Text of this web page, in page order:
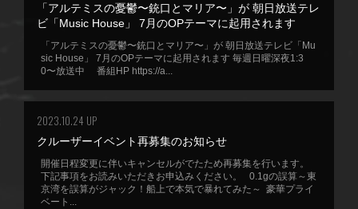
「アルテミスの憂鬱〜銃口とマリア〜」が 朝日放送テレ
ビ「Music House」 7月のOPテーマに起用されます
「アルテミスの憂鬱〜銃口とマリア〜」が 朝日放送テレビ「Mu
sic House」 7月のOPテーマに起用されます 毎週日曜深夜1:3
0〜放送中 番組HP https://a...
2023.10.24 UP
クルーザーイベント再募集のお知らせ
開催日程変更に伴いキャンセルがでたため再募集を行います。
下記事項をお読みいただきお申込みください。 0.1gの誤算～東
京湾を誤算がジャック！船上で本気で暴れてみた～ 豪華プライ
ベート...